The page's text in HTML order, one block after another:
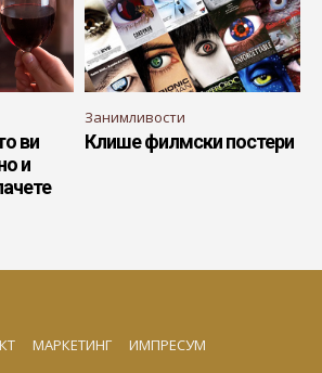
ви
и
Занимливости
Клише филмски постери
МАРКЕТИНГ ИМПРЕСУМ